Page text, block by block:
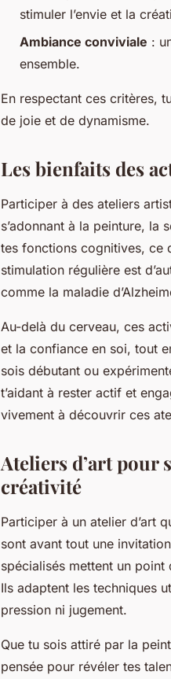
stimuler l’envie et la
Ambiance conviviale :
ensemble.
En respectant ces critères,
de joie et de dynamisme.
Les bienfaits des
Participer à des ateliers
s’adonnant à la peinture, la
tes fonctions cognitives, ce
stimulation régulière est
comme la maladie
Au-delà du cerveau, ces
et la confiance en soi, tout
sois débutant ou
t’aidant à rester actif et
vivement à découvrir ces
Ateliers d’art pour
créativité
Participer à un atelier d’art
sont avant tout une
spécialisés mettent un
Ils adaptent les techniques
pression ni jugement.
Que tu sois attiré par la
pensée pour révéler tes